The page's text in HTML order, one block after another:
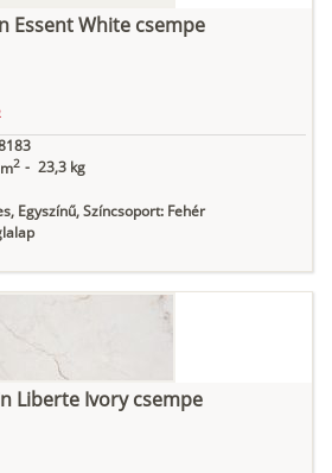
Essent White csempe
2 - 23,3 kg
Egyszínű, Színcsoport: Fehér
Liberte Ivory csempe